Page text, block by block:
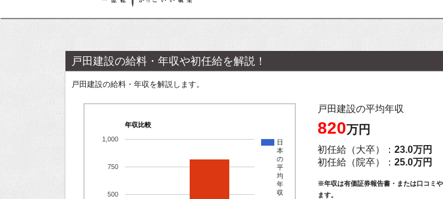
戸田建設の給料・年収や初任給を解説！
戸田建設の給料・年収を解説します。
年収比較
日
本
の
平
均
年
収
500
750
1,000
戸田建設の平均年収
820万円
初任給（大卒）： 23.0万円
初任給（院卒）： 25.0万円
※年収は有価証券報告書・または口コミ
ます。